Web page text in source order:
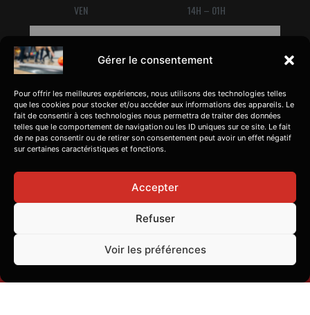
Gérer le consentement
Pour offrir les meilleures expériences, nous utilisons des technologies telles
que les cookies pour stocker et/ou accéder aux informations des appareils. Le
fait de consentir à ces technologies nous permettra de traiter des données
telles que le comportement de navigation ou les ID uniques sur ce site. Le fait
de ne pas consentir ou de retirer son consentement peut avoir un effet négatif
sur certaines caractéristiques et fonctions.
Accepter
Refuser
Voir les préférences
VEN 14H – 01H
SAM 14H – 01H
a
c
e
n
s
t